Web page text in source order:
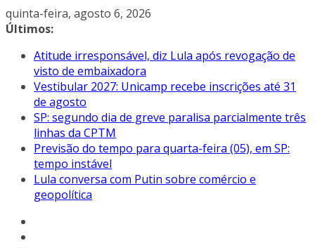
Pular
para
conteúdo
quinta-feira, agosto 6, 2026
Últimos:
Atitude irresponsável, diz Lula após revogação de
visto de embaixadora
Vestibular 2027: Unicamp recebe inscrições até 31
de agosto
SP: segundo dia de greve paralisa parcialmente três
linhas da CPTM
Previsão do tempo para quarta-feira (05), em SP:
tempo instável
Lula conversa com Putin sobre comércio e
geopolítica